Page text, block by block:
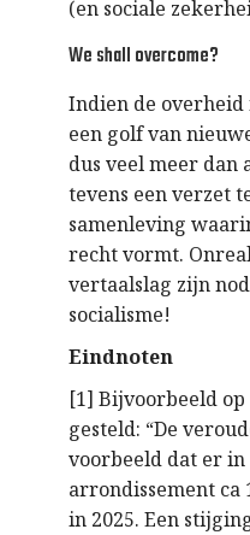
(en sociale
We shall overcome?
Indien de
een golf van
dus veel meer dan
tevens een verzet
samenleving
recht vormt.
vertaalslag zijn
socialisme!
Eindnoten
[1] Bijvoorbeeld
gesteld: “De
voorbeeld dat er
arrondissement ca
in 2025. Een